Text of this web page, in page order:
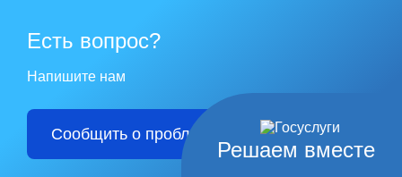
Решаем вместе
Есть вопрос?
Напишите нам
Сообщить о проблеме